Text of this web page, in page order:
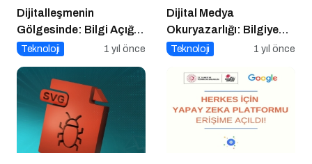
Dijitalleşmenin
Gölgesinde: Bilgi Açığı
Büyüyor mu?
Teknoloji 1 yıl önce
Dijital Medya
Okuryazarlığı: Bilgiye
Erişimde Sorumluluk ve
Teknoloji 1 yıl önce